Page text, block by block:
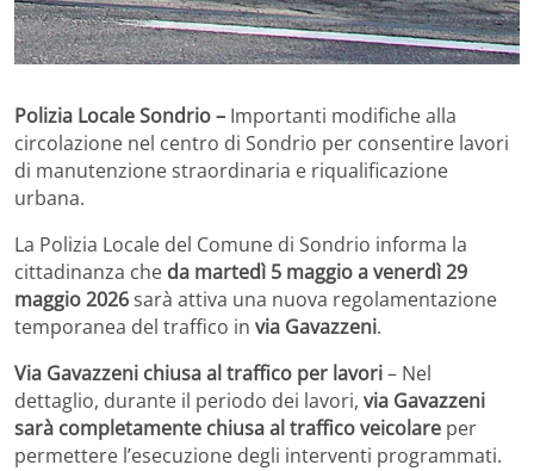
Polizia Locale Sondrio – Importanti modifiche alla
circolazione nel centro di Sondrio per consentire lavori
di manutenzione straordinaria e riqualificazione
urbana.
La Polizia Locale del Comune di Sondrio informa la
cittadinanza che da martedì 5 maggio a venerdì 29
maggio 2026sarà attiva una nuova regolamentazione
temporanea del traffico in via Gavazzeni.
Via Gavazzeni chiusa al traffico per lavori– Nel
dettaglio, durante il periodo dei lavori, via Gavazzeni
sarà completamente chiusa al traffico veicolare per
permettere l’esecuzione degli interventi programmati.